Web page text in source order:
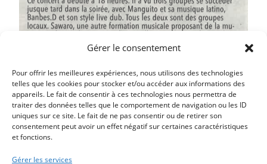
Gérer le consentement
Pour offrir les meilleures expériences, nous utilisons des technologies
telles que les cookies pour stocker et/ou accéder aux informations des
appareils. Le fait de consentir à ces technologies nous permettra de
traiter des données telles que le comportement de navigation ou les ID
uniques sur ce site. Le fait de ne pas consentir ou de retirer son
consentement peut avoir un effet négatif sur certaines caractéristiques
et fonctions.
Gérer les services
Article précédent
LES SOEURS ZIMMERMANN RACONTENT BALI